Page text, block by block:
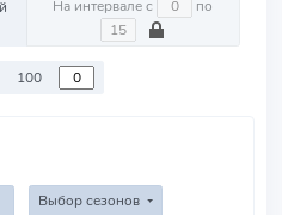
На интервале с по
100
Выбор сезонов